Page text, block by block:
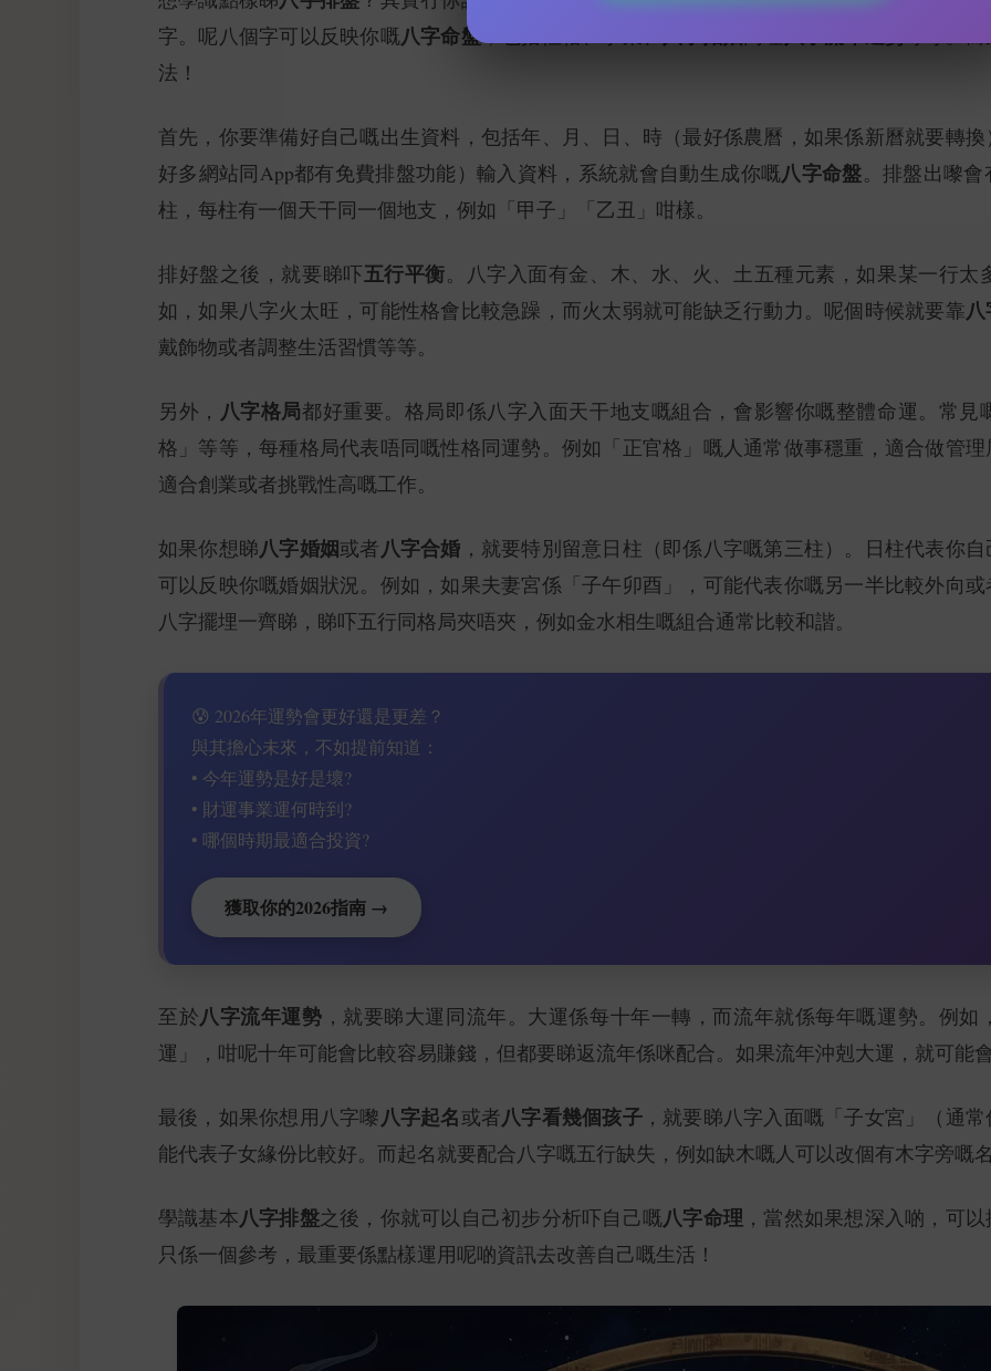
字。呢八個字可以反映你嘅八字命盤，包括性格、事業、
法！
首先，你要準備好自己嘅出生資料，包括年、月、日、時（最好係農曆，如果係新曆就要轉
好多網站同App都有免費排盤功能）輸入資料，系統就會自動生成你嘅八字命盤。排盤出嚟
柱，每柱有一個天干同一個地支，例如「甲子」「乙丑」咁樣。
排好盤之後，就要睇吓五行平衡。八字入面有金、木、水、火、土五種元素，如果某一行
如，如果八字火太旺，可能性格會比較急躁，而火太弱就可能缺乏行動力。呢個時候就要靠
戴飾物或者調整生活習慣等等。
另外， 八字格局都好重要。格局即係八字入面天干地支嘅組合，會影響你嘅整體命運。常
格」等等，每種格局代表唔同嘅性格同運勢。例如「正官格」嘅人通常做事穩重，適合做管
適合創業或者挑戰性高嘅工作。
如果你想睇八字婚姻或者八字合婚 ，就要特別留意日柱（即係八字嘅第三柱）。日柱代表你
可以反映你嘅婚姻狀況。例如，如果夫妻宮係「子午卯酉」，可能代表你嘅另一半比較外向
八字擺埋一齊睇，睇吓五行同格局夾唔夾，例如金水相生嘅組合通常比較和諧。
😰 2026年運勢會更好還是更差？
與其擔心未來，不如提前知道：
• 今年運勢是好是壞?
• 財運事業運何時到?
• 哪個時期最適合投資?
獲取你的2026指南 →
至於八字流年運勢 ，就要睇大運同流年。大運係每十年一轉，而流年就係每年嘅運勢。例如
運」，咁呢十年可能會比較容易賺錢，但都要睇返流年係咪配合。如果流年沖剋大運，就可能
最後，如果你想用八字嚟八字起名或者八字看幾個孩子，就要睇八字入面嘅「子女宮」（通
能代表子女緣份比較好。而起名就要配合八字嘅五行缺失，例如缺木嘅人可以改個有木字旁嘅
學識基本八字排盤之後，你就可以自己初步分析吓自己嘅八字命理 ，當然如果想深入啲，可
只係一個參考，最重要係點樣運用呢啲資訊去改善自己嘅生活！